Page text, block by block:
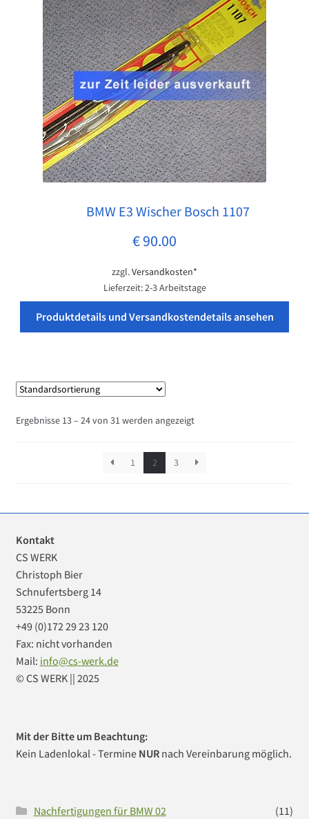
BMW E3 Wischer Bosch 1107
€90.00
zzgl.Versandkosten*
Lieferzeit:2-3 Arbeitstage
Produktdetails und Versandkostendetails ansehen
Ergebnisse 13 – 24 von 31 werden angezeigt
1 2 3
Kontakt
CS WERK
Christoph Bier
Schnufertsberg 14
53225 Bonn
+49 (0)172 29 23 120
Fax: nicht vorhanden
Mail: info@cs-werk.de
© CS WERK || 2025
Mit der Bitte um Beachtung:
Kein Ladenlokal - Termine NURnach Vereinbarung möglich.
Nachfertigungen für BMW 02
(11)